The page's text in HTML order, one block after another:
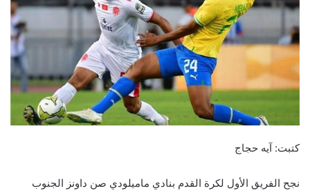
كتبت: آيه حجاج
نجح الفريق الأول لكرة القدم بنادي ماميلودي صن داونز الجنوب